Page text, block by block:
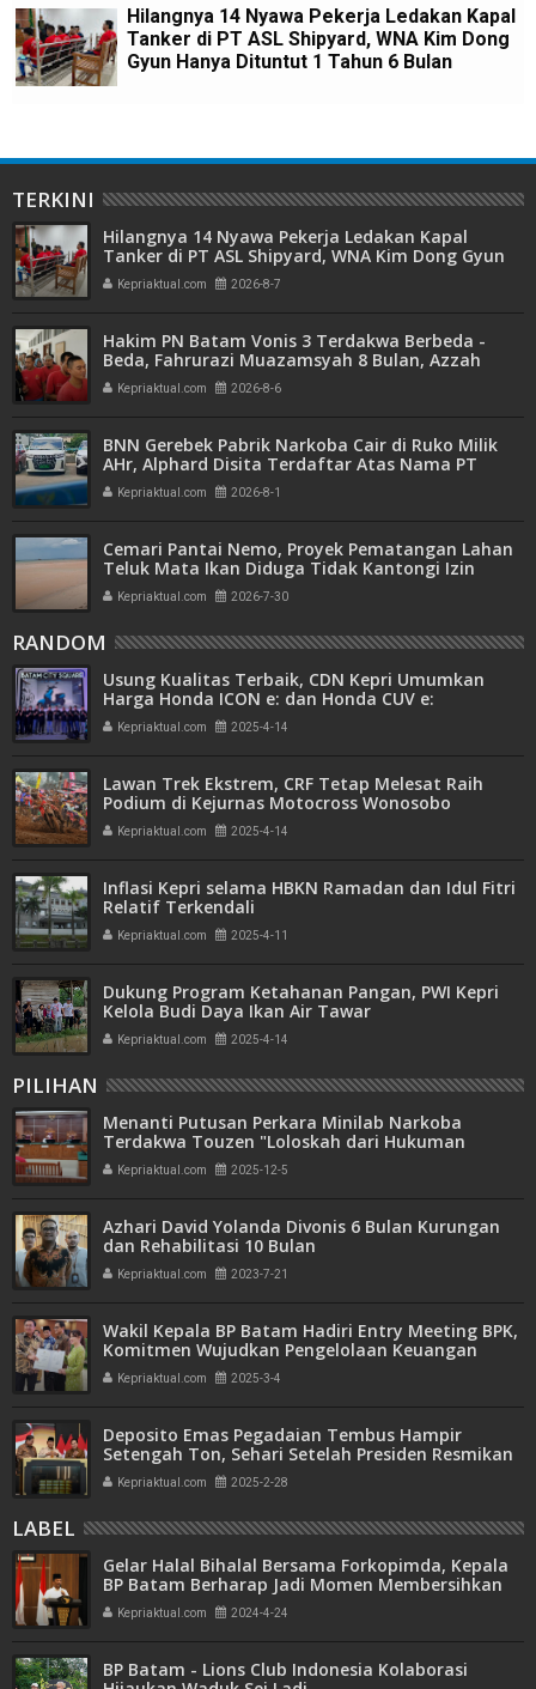
Hilangnya 14 Nyawa Pekerja Ledakan Kapal
Tanker di PT ASL Shipyard, WNA Kim Dong
Gyun Hanya Dituntut 1 Tahun 6 Bulan
TERKINI
Hilangnya 14 Nyawa Pekerja Ledakan Kapal
Tanker di PT ASL Shipyard, WNA Kim Dong Gyun
Hanya Dituntut 1 Tahun 6 Bulan
Kepriaktual.com 2026-8-7
Hakim PN Batam Vonis 3 Terdakwa Berbeda -
Beda, Fahrurazi Muazamsyah 8 Bulan, Azzah
Azzurah dan Risma Divonis 2 Tahun 6 Bulan
Kepriaktual.com 2026-8-6
BNN Gerebek Pabrik Narkoba Cair di Ruko Milik
AHr, Alphard Disita Terdaftar Atas Nama PT
Mitra Usaha Properti
Kepriaktual.com 2026-8-1
Cemari Pantai Nemo, Proyek Pematangan Lahan
Teluk Mata Ikan Diduga Tidak Kantongi Izin
Amdal
Kepriaktual.com 2026-7-30
RANDOM
Usung Kualitas Terbaik, CDN Kepri Umumkan
Harga Honda ICON e: dan Honda CUV e:
Kepriaktual.com 2025-4-14
Lawan Trek Ekstrem, CRF Tetap Melesat Raih
Podium di Kejurnas Motocross Wonosobo
Kepriaktual.com 2025-4-14
Inflasi Kepri selama HBKN Ramadan dan Idul Fitri
Relatif Terkendali
Kepriaktual.com 2025-4-11
Dukung Program Ketahanan Pangan, PWI Kepri
Kelola Budi Daya Ikan Air Tawar
Kepriaktual.com 2025-4-14
PILIHAN
Menanti Putusan Perkara Minilab Narkoba
Terdakwa Touzen "Loloskah dari Hukuman
Seumur Hidup atau Mati"
Kepriaktual.com 2025-12-5
Azhari David Yolanda Divonis 6 Bulan Kurungan
dan Rehabilitasi 10 Bulan
Kepriaktual.com 2023-7-21
Wakil Kepala BP Batam Hadiri Entry Meeting BPK,
Komitmen Wujudkan Pengelolaan Keuangan
Transparan dan Akuntabel
Kepriaktual.com 2025-3-4
Deposito Emas Pegadaian Tembus Hampir
Setengah Ton, Sehari Setelah Presiden Resmikan
Bank Emas
Kepriaktual.com 2025-2-28
LABEL
Gelar Halal Bihalal Bersama Forkopimda, Kepala
BP Batam Berharap Jadi Momen Membersihkan
DiriKepriaktual.com 2024-4-24
BP Batam - Lions Club Indonesia Kolaborasi